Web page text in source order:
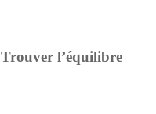
Trouver l’équilibre